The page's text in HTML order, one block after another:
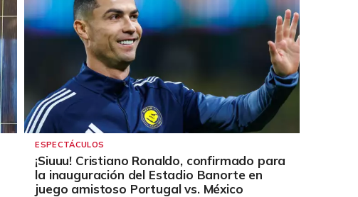
ESPECTÁCULOS
¡Siuuu! Cristiano Ronaldo, confirmado para
la inauguración del Estadio Banorte en
juego amistoso Portugal vs. México